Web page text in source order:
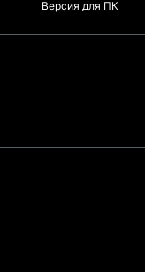
Версия для ПК